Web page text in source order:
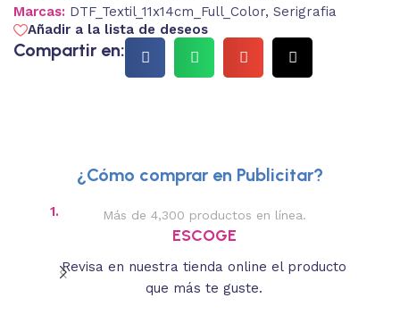
Marcas: DTF_Textil_11x14cm_Full_Color, Serigrafia
Añadir a la lista de deseos
Compartir en:
¿Cómo comprar en Publicitar?
1. Más de 4,300 productos en línea.
ESCOGE
Revisa en nuestra tienda online el producto
que más te guste.